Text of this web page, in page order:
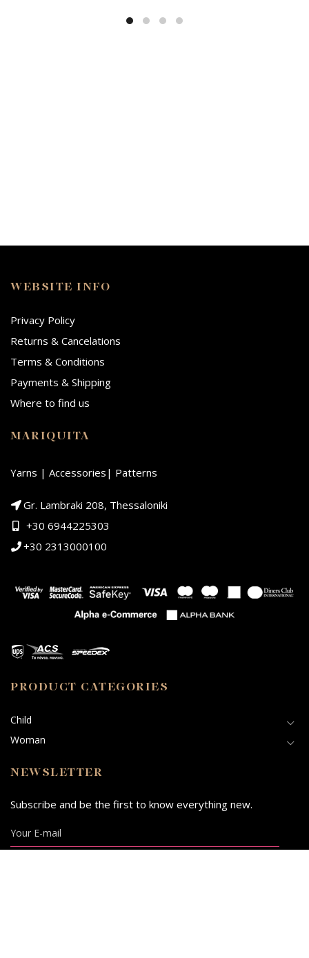
WEBSITE INFO
Privacy Policy
Returns & Cancelations
Terms & Conditions
Payments & Shipping
Where to find us
MARIQUITA
Yarns | Accessories| Patterns
Gr. Lambraki 208, Thessaloniki
+30 6944225303
+30 2313000100
PRODUCT CATEGORIES
Child
Woman
NEWSLETTER
Subscribe and be the first to know everything new.